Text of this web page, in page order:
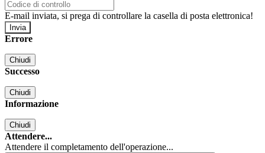
E-mail inviata, si prega di controllare la casella di posta elettronica!
Errore
Chiudi
Successo
Chiudi
Informazione
Chiudi
Attendere...
Attendere il completamento dell'operazione...